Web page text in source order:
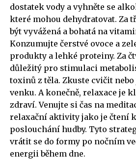
dostatek vody a vyhněte se
které mohou dehydratovat. Za
být vyvážená a bohatá na
Konzumujte čerstvé ovoce a
produkty a lehké proteiny. Za
důležitý pro stimulaci
toxinů z těla. Zkuste cvičit
venku. A konečně, relaxace je
zdraví. Venujte si čas na
relaxační aktivity jako je čtení
poslouchání hudby. Tyto
vrátit se do formy po nočním
energii během dne.